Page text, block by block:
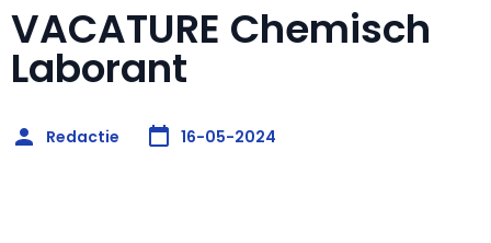
VACATURE Chemisch
Laborant
Redactie 16-05-2024